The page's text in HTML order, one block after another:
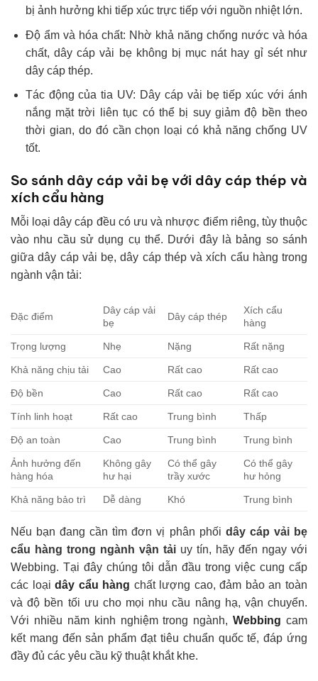
bị ảnh hưởng khi tiếp xúc trực tiếp với nguồn nhiệt lớn.
Độ ẩm và hóa chất: Nhờ khả năng chống nước và hóa
chất, dây cáp vải bẹ không bị mục nát hay gỉ sét như
dây cáp thép.
Tác động của tia UV: Dây cáp vải bẹ tiếp xúc với ánh
nắng mặt trời liên tục có thể bị suy giảm độ bền theo
thời gian, do đó cần chọn loại có khả năng chống UV
tốt.
So sánh dây cáp vải bẹ với dây cáp thép và
xích cẩu hàng
Mỗi loại dây cáp đều có ưu và nhược điểm riêng, tùy thuộc
vào nhu cầu sử dụng cụ thể. Dưới đây là bảng so sánh
giữa dây cáp vải bẹ, dây cáp thép và xích cẩu hàng trong
ngành vận tải:
Đặc điểm
Dây cáp vải
bẹ
Dây cáp thép
Xích cẩu
hàng
Trọng lượng Nhẹ Nặng Rất nặng
Khả năng chịu tải Cao Rất cao Rất cao
Độ bền Cao Rất cao Rất cao
Tính linh hoạt Rất cao Trung bình Thấp
Độ an toàn Cao Trung bình Trung bình
Ảnh hưởng đến
hàng hóa
Không gây
hư hại
Có thể gây
trầy xước
Có thể gây
hư hỏng
Khả năng bảo trì Dễ dàng Khó Trung bình
Nếu bạn đang cần tìm đơn vị phân phối dây cáp vải bẹ
cẩu hàng trong ngành vận tải uy tín, hãy đến ngay với
Webbing. Tại đây chúng tôi dẫn đầu trong việc cung cấp
các loạidây cẩu hàng chất lượng cao, đảm bảo an toàn
và độ bền tối ưu cho mọi nhu cầu nâng hạ, vận chuyển.
Với nhiều năm kinh nghiệm trong ngành,Webbing cam
kết mang đến sản phẩm đạt tiêu chuẩn quốc tế, đáp ứng
đầy đủ các yêu cầu kỹ thuật khắt khe.